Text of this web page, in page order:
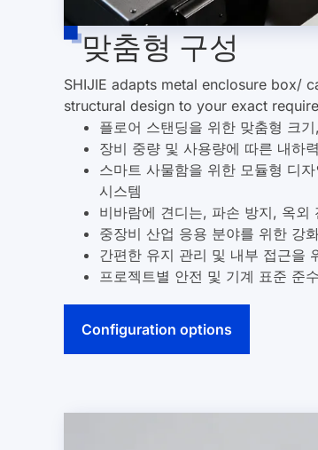
맞춤형 구성
SHIJIE는 금속 인클로저 상자/캐비닛/
요구 사항에 맞게 조정합니다.:
플로어 스탠딩을 위한 맞춤형 크
장비 중량 및 사용량에 따른 내하
스마트 사물함을 위한 모듈형 디
시스템
비바람에 견디는, 파손 방지, 옥외
중장비 산업 응용 분야를 위한 강
간편한 유지 관리 및 내부 접근을
프로젝트별 안전 및 기계 표준 준
구성 옵션